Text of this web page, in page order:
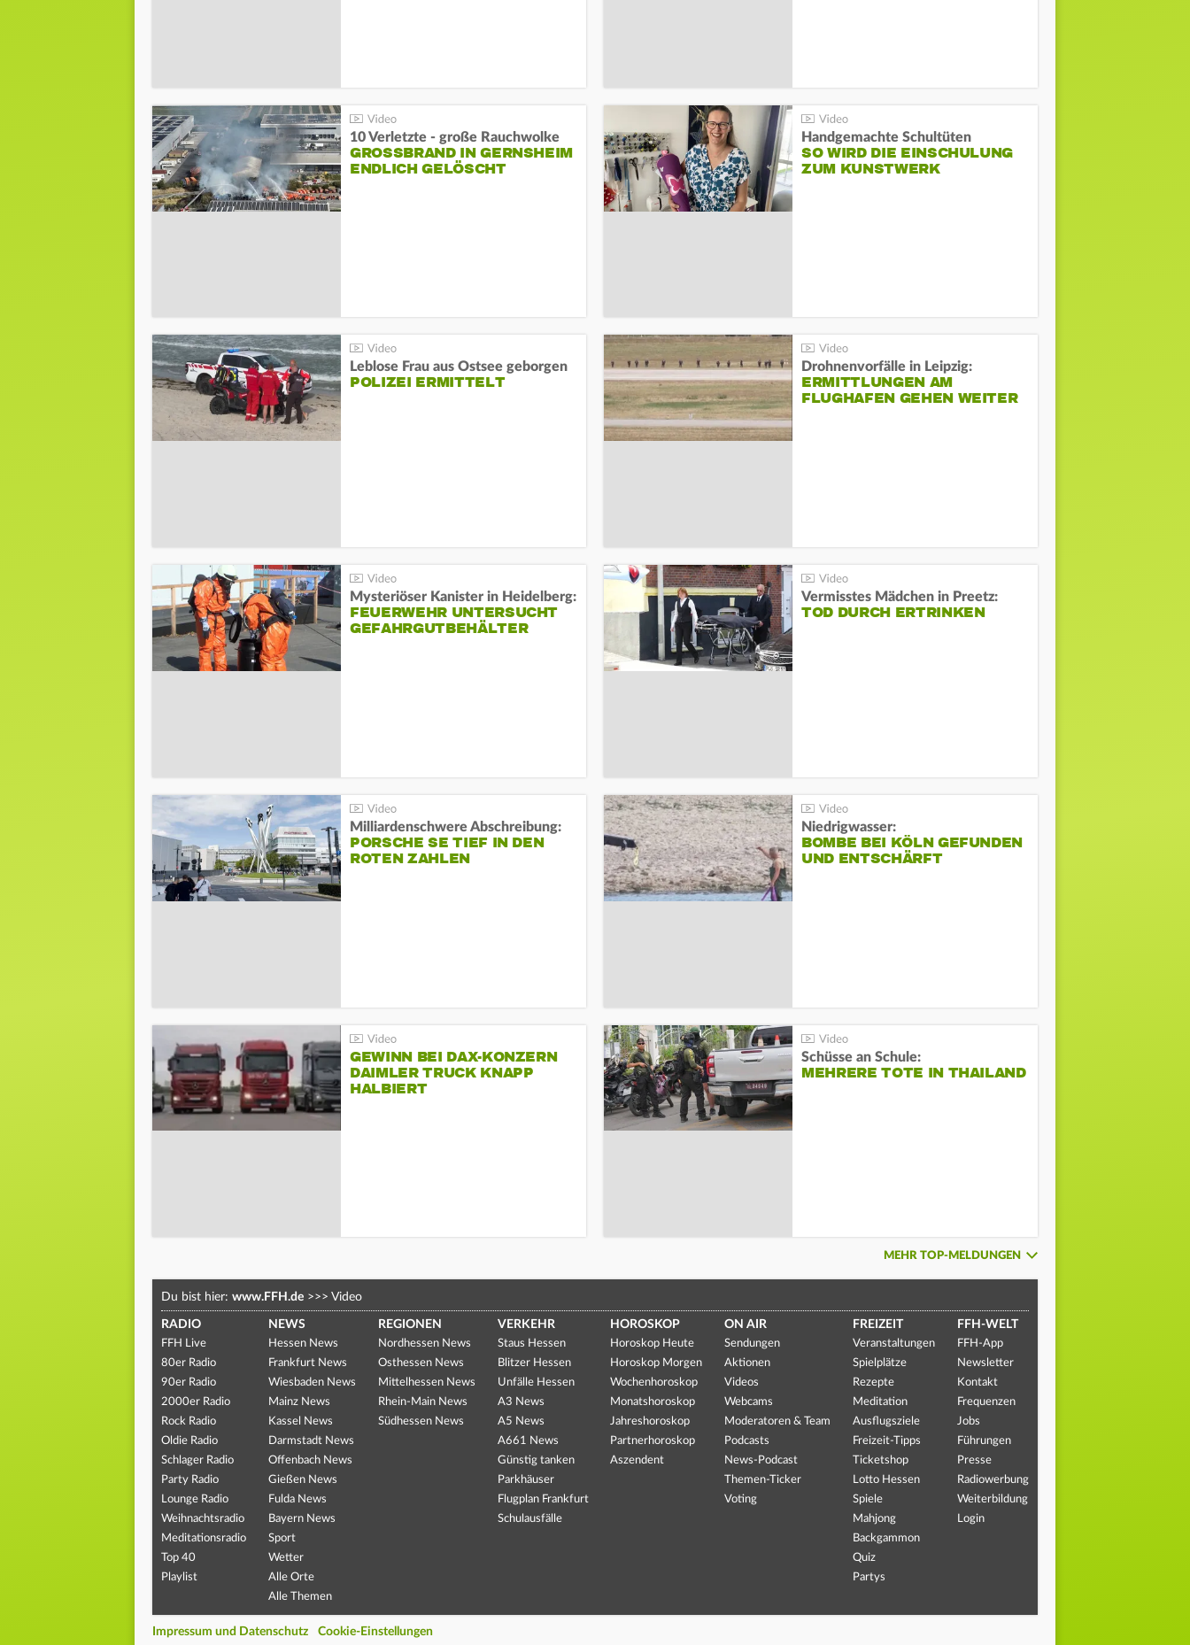
10 Verletzte - große Rauchwolke
GROSSBRAND IN GERNSHEIM E
NDLICH GELÖSCHT
Handgemachte Schultüten
SO WIRD DIE EINSCHULUNG
ZUM KUNSTWERK
Leblose Frau aus Ostsee geborgen
POLIZEI ERMITTELT
Drohnenvorfälle in Leipzig:
ERMITTLUNGEN AM
FLUGHAFEN GEHEN WEITER
Mysteriöser Kanister in Heidelberg:
FEUERWEHR UNTERSUCHT
GEFAHRGUTBEHÄLTER
Vermisstes Mädchen in Preetz:
TOD DURCH ERTRINKEN
Milliardenschwere Abschreibung:
PORSCHE SE TIEF IN DEN
ROTEN ZAHLEN
Niedrigwasser:
BOMBE BEI KÖLN GEFUNDEN
UND ENTSCHÄRFT
GEWINN BEI DAX-KONZERN
DAIMLER TRUCK KNAPP
HALBIERT
Schüsse an Schule:
MEHRERE TOTE IN THAILAND
MEHR TOP-MELDUNGEN
Du bist hier: www.FFH.de >>> Video
RADIO
FFH Live
80er Radio
90er Radio
2000er Radio
Rock Radio
Oldie Radio
Schlager Radio
Party Radio
Lounge Radio
Weihnachtsradio
Meditationsradio
Top 40
Playlist
NEWS
Hessen News
Frankfurt News
Wiesbaden News
Mainz News
Kassel News
Darmstadt News
Offenbach News
Gießen News
Fulda News
Bayern News
Sport
Wetter
Alle Orte
Alle Themen
REGIONEN
Nordhessen News
Osthessen News
Mittelhessen News
Rhein-Main News
Südhessen News
VERKEHR
Staus Hessen
Blitzer Hessen
Unfälle Hessen
A3 News
A5 News
A661 News
Günstig tanken
Parkhäuser
Flugplan Frankfurt
Schulausfälle
HOROSKOP
Horoskop Heute
Horoskop Morgen
Wochenhoroskop
Monatshoroskop
Jahreshoroskop
Partnerhoroskop
Aszendent
ON AIR
Sendungen
Aktionen
Videos
Webcams
Moderatoren & Team
Podcasts
News-Podcast
Themen-Ticker
Voting
FREIZEIT
Veranstaltungen
Spielplätze
Rezepte
Meditation
Ausflugsziele
Freizeit-Tipps
Ticketshop
Lotto Hessen
Spiele
Mahjong
Backgammon
Quiz
Partys
FFH-WELT
FFH-App
Newsletter
Kontakt
Frequenzen
Jobs
Führungen
Presse
Radiowerbung
Weiterbildung
Login
Impressum und Datenschutz Cookie-Einstellungen